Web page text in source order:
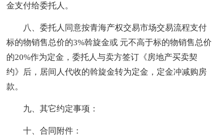
金支付给委托人。
八、委托人同意按青海产权交易市场交易流程支付
标的物销售总价的3%斡旋金或 元不高于标的物销售总价
的20%作为定金，委托人与卖方签订《房地产买卖契
约》后，居间人代收的斡旋金转为定金，定金冲减购房
款。
九、其它约定事项：
十、合同附件：